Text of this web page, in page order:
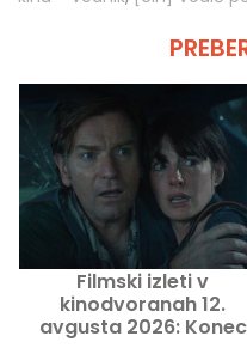
Filmski izleti v
kinodvoranah 12.
avgusta 2026: Konec